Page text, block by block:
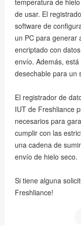
temperatura de
de usar. El
software de
un PC para generar
encriptado con
envío. Además,
desechable para un
El registrador de
IUT de Freshliance
necesarios para
cumplir con las
una cadena de
envío de hielo seco.
Si tiene alguna
Freshliance!